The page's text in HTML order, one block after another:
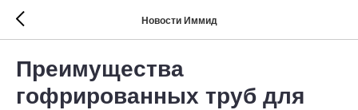
Новости Иммид
Преимущества
гофрированных труб для